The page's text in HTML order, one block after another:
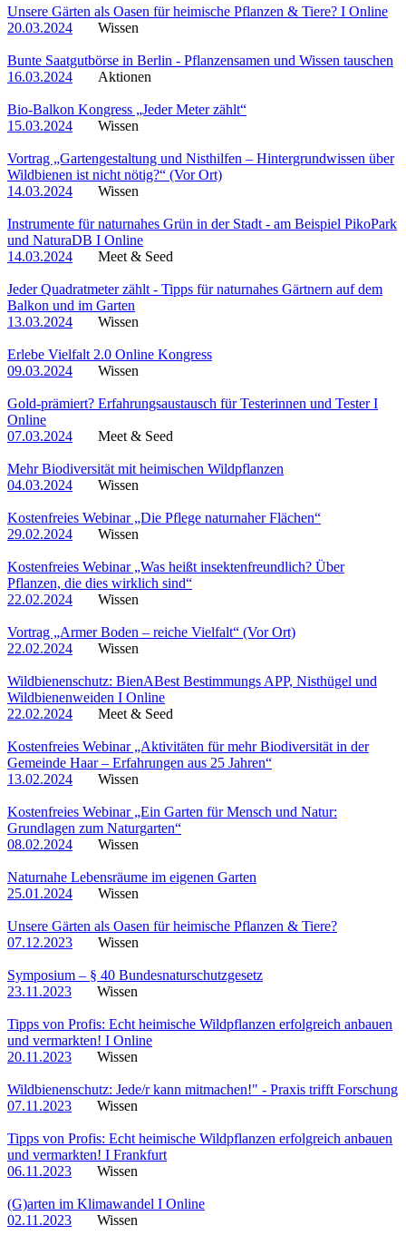
Unsere Gärten als Oasen für heimische Pflanzen & Tiere? I Online
20.03.2024
Wissen
Bunte Saatgutbörse in Berlin - Pflanzensamen und Wissen tauschen
16.03.2024
Aktionen
Bio-Balkon Kongress „Jeder Meter zählt“
15.03.2024
Wissen
Vortrag „Gartengestaltung und Nisthilfen – Hintergrundwissen über
Wildbienen ist nicht nötig?“ (Vor Ort)
14.03.2024
Wissen
Instrumente für naturnahes Grün in der Stadt - am Beispiel PikoPark
und NaturaDB I Online
14.03.2024
Meet & Seed
Jeder Quadratmeter zählt - Tipps für naturnahes Gärtnern auf dem
Balkon und im Garten
13.03.2024
Wissen
Erlebe Vielfalt 2.0 Online Kongress
09.03.2024
Wissen
Gold-prämiert? Erfahrungsaustausch für Testerinnen und Tester I
Online
07.03.2024
Meet & Seed
Mehr Biodiversität mit heimischen Wildpflanzen
04.03.2024
Wissen
Kostenfreies Webinar „Die Pflege naturnaher Flächen“
29.02.2024
Wissen
Kostenfreies Webinar „Was heißt insektenfreundlich? Über
Pflanzen, die dies wirklich sind“
22.02.2024
Wissen
Vortrag „Armer Boden – reiche Vielfalt“ (Vor Ort)
22.02.2024
Wissen
Wildbienenschutz: BienABest Bestimmungs APP, Nisthügel und
Wildbienenweiden I Online
22.02.2024
Meet & Seed
Kostenfreies Webinar „Aktivitäten für mehr Biodiversität in der
Gemeinde Haar – Erfahrungen aus 25 Jahren“
13.02.2024
Wissen
Kostenfreies Webinar „Ein Garten für Mensch und Natur:
Grundlagen zum Naturgarten“
08.02.2024
Wissen
Naturnahe Lebensräume im eigenen Garten
25.01.2024
Wissen
Unsere Gärten als Oasen für heimische Pflanzen & Tiere?
07.12.2023
Wissen
Symposium – § 40 Bundesnaturschutzgesetz
23.11.2023
Wissen
Tipps von Profis: Echt heimische Wildpflanzen erfolgreich anbauen
und vermarkten! I Online
20.11.2023
Wissen
Wildbienenschutz: Jede/r kann mitmachen!" - Praxis trifft Forschung
07.11.2023
Wissen
Tipps von Profis: Echt heimische Wildpflanzen erfolgreich anbauen
und vermarkten! I Frankfurt
06.11.2023
Wissen
(G)arten im Klimawandel I Online
02.11.2023
Wissen